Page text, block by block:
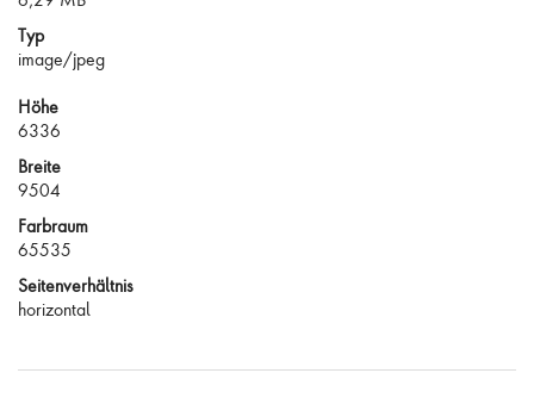
Typ
image/jpeg
Höhe
6336
Breite
9504
Farbraum
65535
Seitenverhältnis
horizontal